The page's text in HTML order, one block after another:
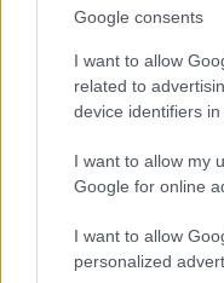
Google consents
I want to allow
related to
device identifiers in
I want to allow my
Google for online
I want to allow
personalized
LASĪTĀKIE
Ar šo zodiaka
nestrīdēties:
kā pamatīgi
“Man pat
mežā uziet
Atcelt